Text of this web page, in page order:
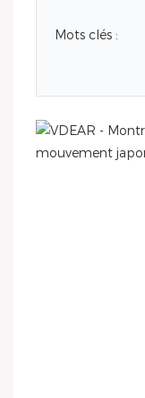
Mots clés :